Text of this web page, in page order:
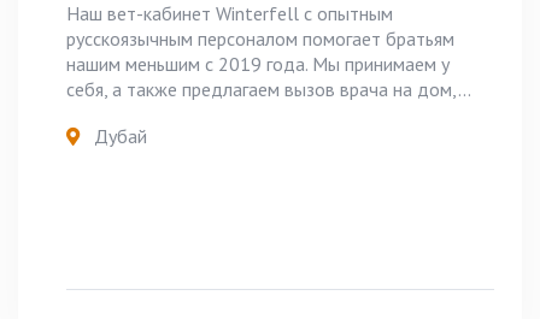
Наш вет-кабинет Winterfell с опытным
русскоязычным персоналом помогает братьям
нашим меньшим с 2019 года. Мы принимаем у
себя, а также предлагаем вызов врача на дом,...
Дубай